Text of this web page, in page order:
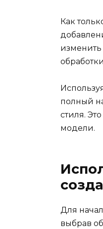
Как
полный
стиля.
модели.
Для
выбрав